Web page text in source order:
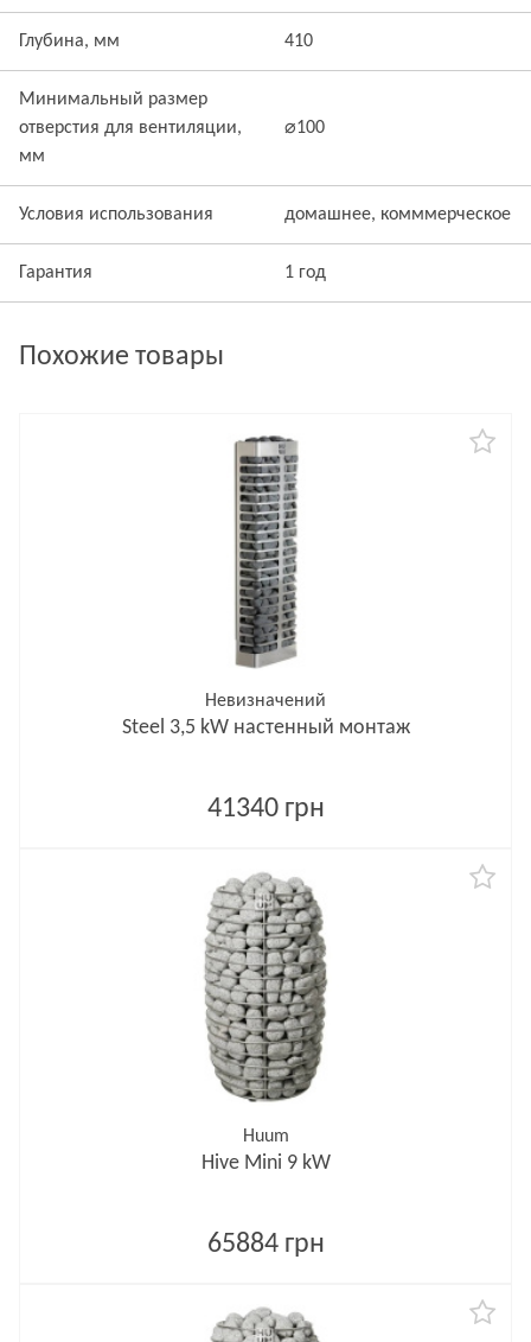
Глубина, мм 410
Минимальный размер
отверстия для вентиляции,
мм
⌀100
Условия использования домашнее, комммерческое
Гарантия 1 год
Похожие товары
Невизначений
Steel 3,5 kW настенный монтаж
41340 грн
Huum
Hive Mini 9 kW
65884 грн